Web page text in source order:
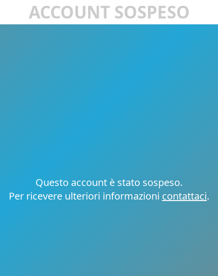
ACCOUNT SOSPESO
Questo account è stato sospeso.
Per ricevere ulteriori informazioni contattaci.